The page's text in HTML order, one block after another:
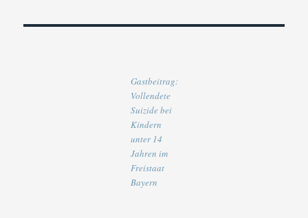
Gastbeitrag:
Vollendete
Suizide bei
Kindern
unter 14
Jahren im
Freistaat
Bayern